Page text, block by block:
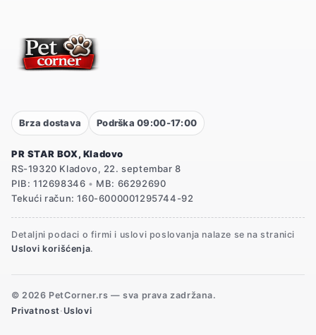
Brza dostava Podrška 09:00-17:00
PR STAR BOX, Kladovo
RS-19320 Kladovo, 22. septembar 8
PIB: 112698346 • MB: 66292690
Tekući račun: 160-6000001295744-92
Detaljni podaci o firmi i uslovi poslovanja nalaze se na stranici
Uslovi korišćenja.
© 2026 PetCorner.rs — sva prava zadržana.
Privatnost· Uslovi